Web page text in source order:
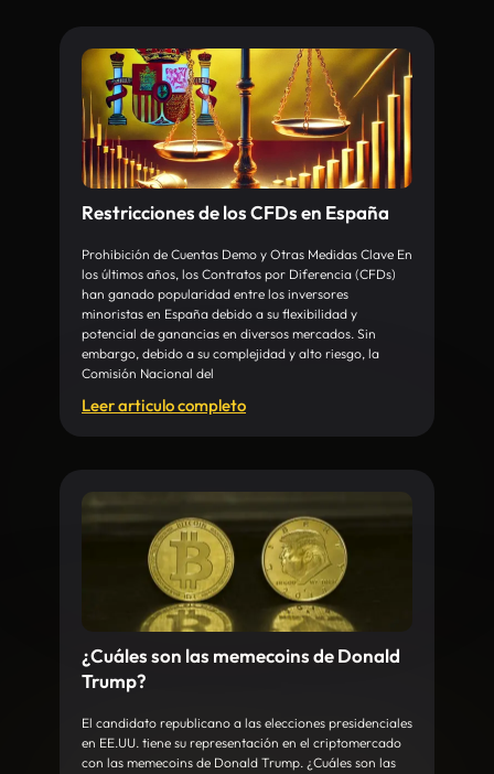
Restricciones de los CFDs en España
Prohibición de Cuentas Demo y Otras Medidas Clave En
los últimos años, los Contratos por Diferencia (CFDs)
han ganado popularidad entre los inversores
minoristas en España debido a su flexibilidad y
potencial de ganancias en diversos mercados. Sin
embargo, debido a su complejidad y alto riesgo, la
Comisión Nacional del
Leer articulo completo
¿Cuáles son las memecoins de Donald
Trump?
El candidato republicano a las elecciones presidenciales
en EE.UU. tiene su representación en el criptomercado
con las memecoins de Donald Trump. ¿Cuáles son las